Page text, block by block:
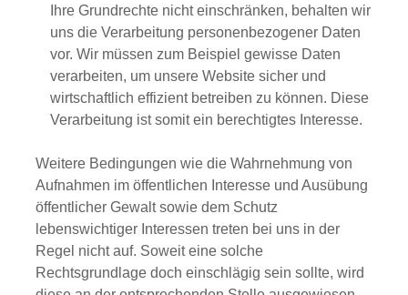
Ihre Grundrechte nicht einschränken, behalten wir
uns die Verarbeitung personenbezogener Daten
vor. Wir müssen zum Beispiel gewisse Daten
verarbeiten, um unsere Website sicher und
wirtschaftlich effizient betreiben zu können. Diese
Verarbeitung ist somit ein berechtigtes Interesse.
Weitere Bedingungen wie die Wahrnehmung von
Aufnahmen im öffentlichen Interesse und Ausübung
öffentlicher Gewalt sowie dem Schutz
lebenswichtiger Interessen treten bei uns in der
Regel nicht auf. Soweit eine solche
Rechtsgrundlage doch einschlägig sein sollte, wird